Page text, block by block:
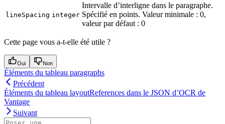
lineSpacing integer
Intervalle d’interligne dans le paragraphe.
Spécifié en points. Valeur minimale : 0,
valeur par défaut : 0
Cette page vous a-t-elle été utile ?
Oui Non
Éléments du tableau paragraphs
Précédent
Éléments du tableau layoutReferences dans le JSON d’OCR de
Vantage
Suivant